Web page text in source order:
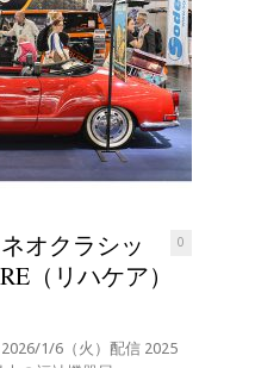
0
オクラシッ
（リハケア）
1/6（火）配信 2025